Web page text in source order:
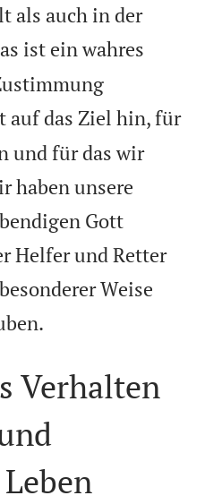
als auch in der
ist ein wahres
auf das Ziel hin, für
und für das wir
haben unsere
Gott
Helfer und Retter
Weise
Verhalten